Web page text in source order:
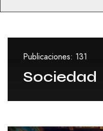
Publicaciones: 131
Sociedad